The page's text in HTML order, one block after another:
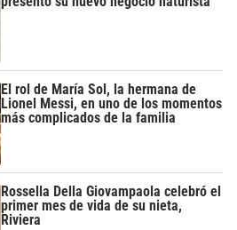
El rol de María Sol, la hermana de
Lionel Messi, en uno de los momentos
más complicados de la familia
Rossella Della Giovampaola celebró el
primer mes de vida de su nieta,
Riviera